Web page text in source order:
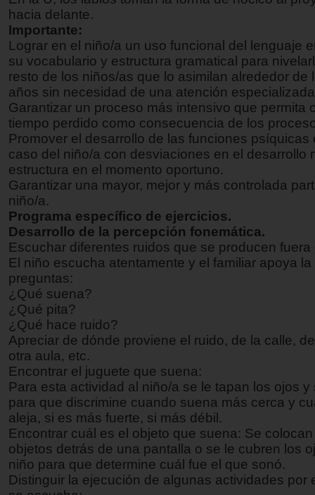
hacia delante.
Importante:
Lograr en el niño/a un uso funcional del lenguaje
su vocabulario y estructura gramatical para
resto de los niños/as que lo asimilan alrededor de
años sin necesidad de una atención
Garantizar un proceso más intensivo que permita
tiempo perdido como consecuencia de los
Promover el desarrollo de las funciones psíquicas
caso del niño/a con desviaciones en el desarrollo
estructura en el momento oportuno.
Garantizar una mayor, mejor y más controlada
niño/a.
Programa específico de ejercicios.
Desarrollo de la percepción fonemática.
Escuchar diferentes ruidos que se producen fuera
El niño escucha atentamente y el familiar apoya
preguntas:
¿Qué suena?
¿Qué pita?
¿Qué hace ruido?
Apreciar de dónde proviene el ruido, de la calle,
otra aula, etc.
Encontrar el juguete que suena:
Para esta actividad al niño/a se le tapan los ojos y
para que discrimine cuando suena más cerca y
aleja, si es más fuerte, si más débil.
Encontrar cuál es el objeto que suena: Se
objetos detrás de una pantalla o se le cubren los
niño para que determine cuál fue el que sonó.
Distinguir la ejecución de algunas actividades por